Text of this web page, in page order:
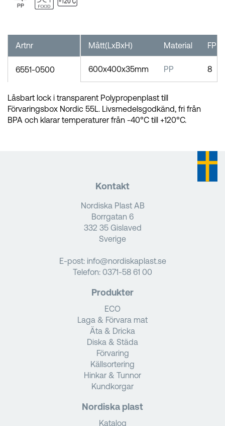
Mått(LxBxH) Material FP
600x400x35mm PP 8
Artnr
6551-0500
Låsbart lock i transparent Polypropenplast till
Förvaringsbox Nordic 55L. Livsmedelsgodkänd, fri från
BPA och klarar temperaturer från -40°C till +120°C.
Kontakt
Nordiska Plast AB
Borrgatan 6
332 35 Gislaved
Sverige
E-post: info@nordiskaplast.se
Telefon: 0371-58 61 00
Produkter
ECO
Laga & Förvara mat
Äta & Dricka
Diska & Städa
Förvaring
Källsortering
Hinkar & Tunnor
Kundkorgar
Nordiska plast
Katalog